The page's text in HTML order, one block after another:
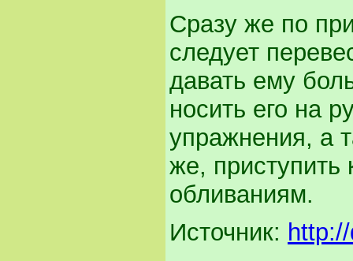
Сразу же по
следует
давать ему
носить его на
упражнения, а
же,
обливаниям.
Источник: